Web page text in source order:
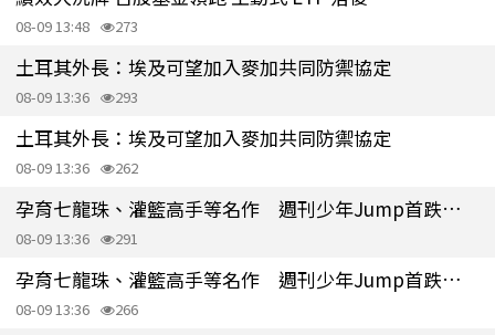
08-09 13:48 273
土耳其外長：埃及可望加入麥加共同防禦協定
08-09 13:36 293
土耳其外長：埃及可望加入麥加共同防禦協定
08-09 13:36 262
孕育七龍珠、灌籃高手等名作 週刊少年Jump首跌破百萬冊
08-09 13:36 291
孕育七龍珠、灌籃高手等名作 週刊少年Jump首跌破百萬冊
08-09 13:36 266